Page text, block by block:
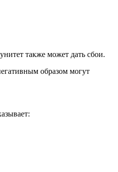
также может дать сбои.
образом могут